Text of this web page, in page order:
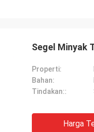
Segel Minyak
Properti:
Bahan:
Tindakan::
Harga